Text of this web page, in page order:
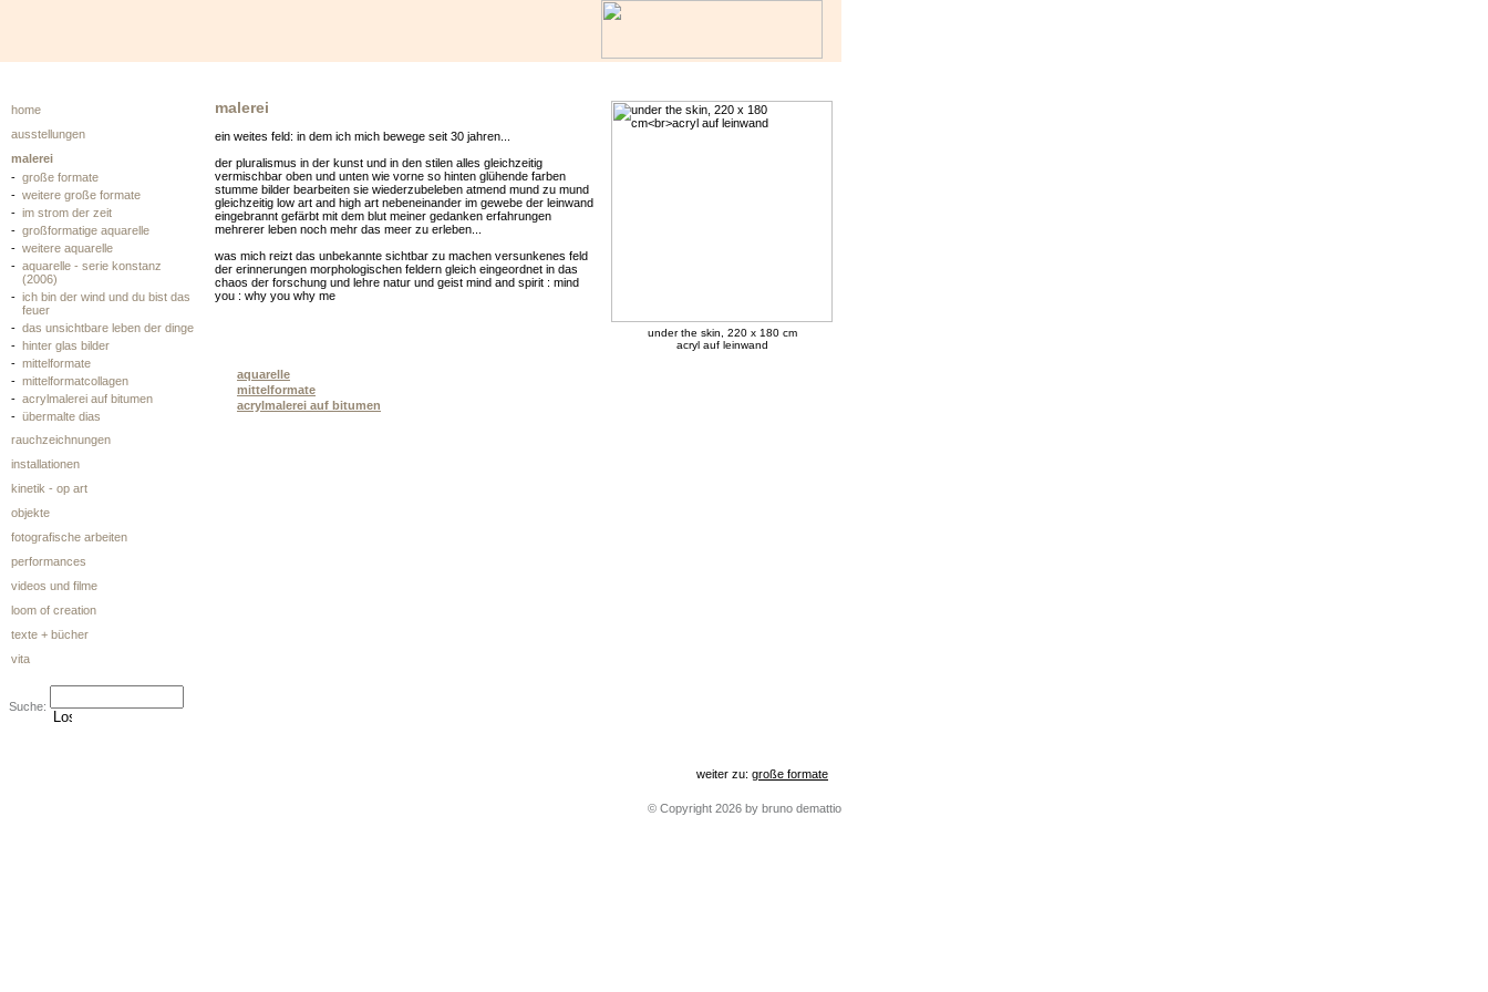
home
ausstellungen
malerei
- große formate
- weitere große formate
- im strom der zeit
- großformatige aquarelle
- weitere aquarelle
- aquarelle - serie konstanz
(2006)
- ich bin der wind und du bist das
feuer
- das unsichtbare leben der dinge
- hinter glas bilder
- mittelformate
- mittelformatcollagen
- acrylmalerei auf bitumen
- übermalte dias
rauchzeichnungen
installationen
kinetik - op art
objekte
fotografische arbeiten
performances
videos und filme
loom of creation
texte + bücher
vita
Suche:
under the skin, 220 x 180 cm
acryl auf leinwand
malerei
ein weites feld: in dem ich mich bewege seit 30 jahren...
der pluralismus in der kunst und in den stilen alles gleichzeitig
vermischbar oben und unten wie vorne so hinten glühende farben
stumme bilder bearbeiten sie wiederzubeleben atmend mund zu mund
gleichzeitig low art and high art nebeneinander im gewebe der leinwand
eingebrannt gefärbt mit dem blut meiner gedanken erfahrungen
mehrerer leben noch mehr das meer zu erleben...
was mich reizt das unbekannte sichtbar zu machen versunkenes feld
der erinnerungen morphologischen feldern gleich eingeordnet in das
chaos der forschung und lehre natur und geist mind and spirit : mind
you : why you why me
aquarelle
mittelformate
acrylmalerei auf bitumen
weiter zu: große formate
© Copyright 2026 by bruno demattio